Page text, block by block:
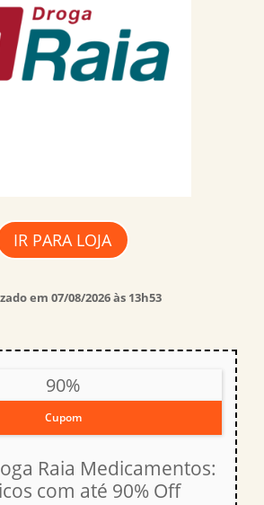
IR PARA LOJA
em 07/08/2026 às 13h53
90%
Cupom
Raia Medicamentos:
com até 90% Off